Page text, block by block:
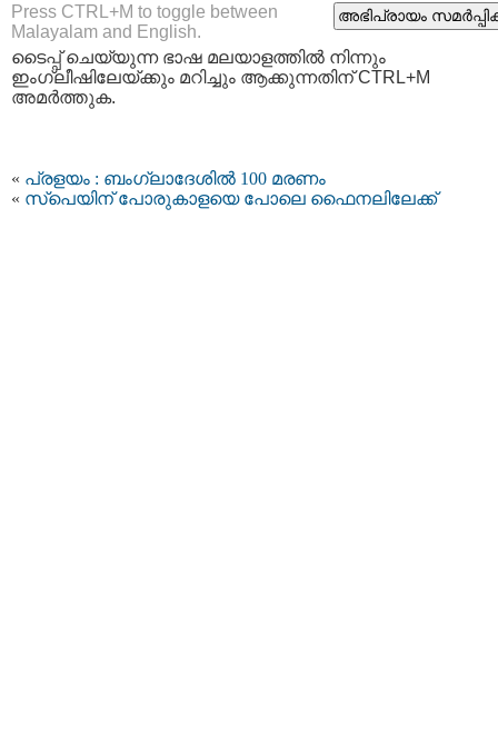
Press CTRL+M to toggle between
Malayalam and English.
ടൈപ്പ്‌ ചെയ്യുന്ന ഭാഷ മലയാളത്തില്‍ നിന്നും
ഇംഗ്ലീഷിലേയ്ക്കും മറിച്ചും ആക്കുന്നതിന് CTRL+M
അമര്‍ത്തുക.
« പ്രളയം : ബംഗ്ലാദേശിൽ 100 മരണം
« സ്പെയിന് പോരുകാളയെ പോലെ ഫൈനലിലേക്ക്